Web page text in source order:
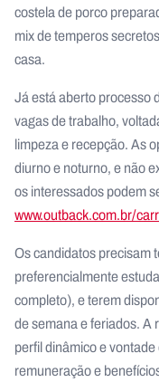
costela de porco
mix de temperos
casa.
Já está aberto processo
vagas de trabalho,
limpeza e recepção. As
diurno e noturno, e não
os interessados podem
www.outback.com.br/
Os candidatos precisam
preferencialmente
completo), e terem
de semana e feriados. A
perfil dinâmico e
remuneração e